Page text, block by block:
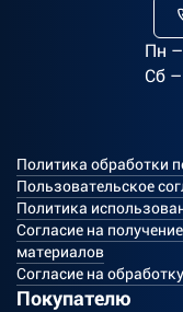
Пн
Сб
Политика обработки
Пользовательское
Политика
Согласие на
материалов
Согласие на
Покупателю